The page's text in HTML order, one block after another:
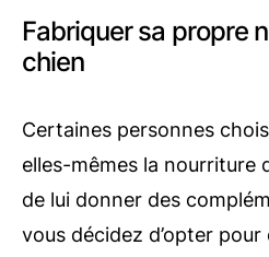
Fabriquer sa propre
chien
Certaines personnes
elles-mêmes la nourriture
de lui donner des
vous décidez d’opter